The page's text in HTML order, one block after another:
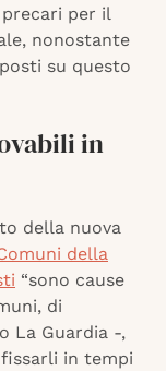
per il
nonostante
su questo
in
della nuova
della
“sono cause
di
La Guardia -,
in tempi